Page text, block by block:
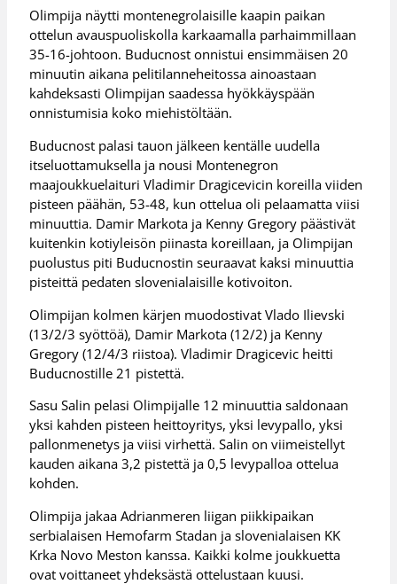
Olimpija näytti montenegrolaisille kaapin paikan
ottelun avauspuoliskolla karkaamalla parhaimmillaan
35-16-johtoon. Buducnost onnistui ensimmäisen 20
minuutin aikana pelitilanneheitossa ainoastaan
kahdeksasti Olimpijan saadessa hyökkäyspään
onnistumisia koko miehistöltään.
Buducnost palasi tauon jälkeen kentälle uudella
itseluottamuksella ja nousi Montenegron
maajoukkuelaituri Vladimir Dragicevicin koreilla viiden
pisteen päähän, 53-48, kun ottelua oli pelaamatta viisi
minuuttia. Damir Markota ja Kenny Gregory päästivät
kuitenkin kotiyleisön piinasta koreillaan, ja Olimpijan
puolustus piti Buducnostin seuraavat kaksi minuuttia
pisteittä pedaten slovenialaisille kotivoiton.
Olimpijan kolmen kärjen muodostivat Vlado Ilievski
(13/2/3 syöttöä), Damir Markota (12/2) ja Kenny
Gregory (12/4/3 riistoa). Vladimir Dragicevic heitti
Buducnostille 21 pistettä.
Sasu Salin pelasi Olimpijalle 12 minuuttia saldonaan
yksi kahden pisteen heittoyritys, yksi levypallo, yksi
pallonmenetys ja viisi virhettä. Salin on viimeistellyt
kauden aikana 3,2 pistettä ja 0,5 levypalloa ottelua
kohden.
Olimpija jakaa Adrianmeren liigan piikkipaikan
serbialaisen Hemofarm Stadan ja slovenialaisen KK
Krka Novo Meston kanssa. Kaikki kolme joukkuetta
ovat voittaneet yhdeksästä ottelustaan kuusi.